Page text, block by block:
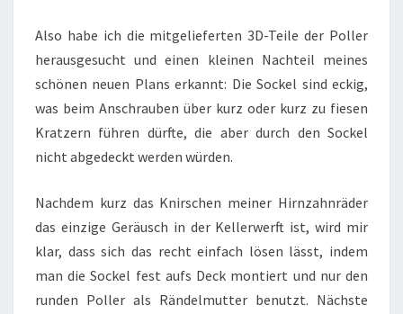
Also habe ich die mitgelieferten 3D-Teile der Poller
herausgesucht und einen kleinen Nachteil meines
schönen neuen Plans erkannt: Die Sockel sind eckig,
was beim Anschrauben über kurz oder kurz zu fiesen
Kratzern führen dürfte, die aber durch den Sockel
nicht abgedeckt werden würden.
Nachdem kurz das Knirschen meiner Hirnzahnräder
das einzige Geräusch in der Kellerwerft ist, wird mir
klar, dass sich das recht einfach lösen lässt, indem
man die Sockel fest aufs Deck montiert und nur den
runden Poller als Rändelmutter benutzt. Nächste